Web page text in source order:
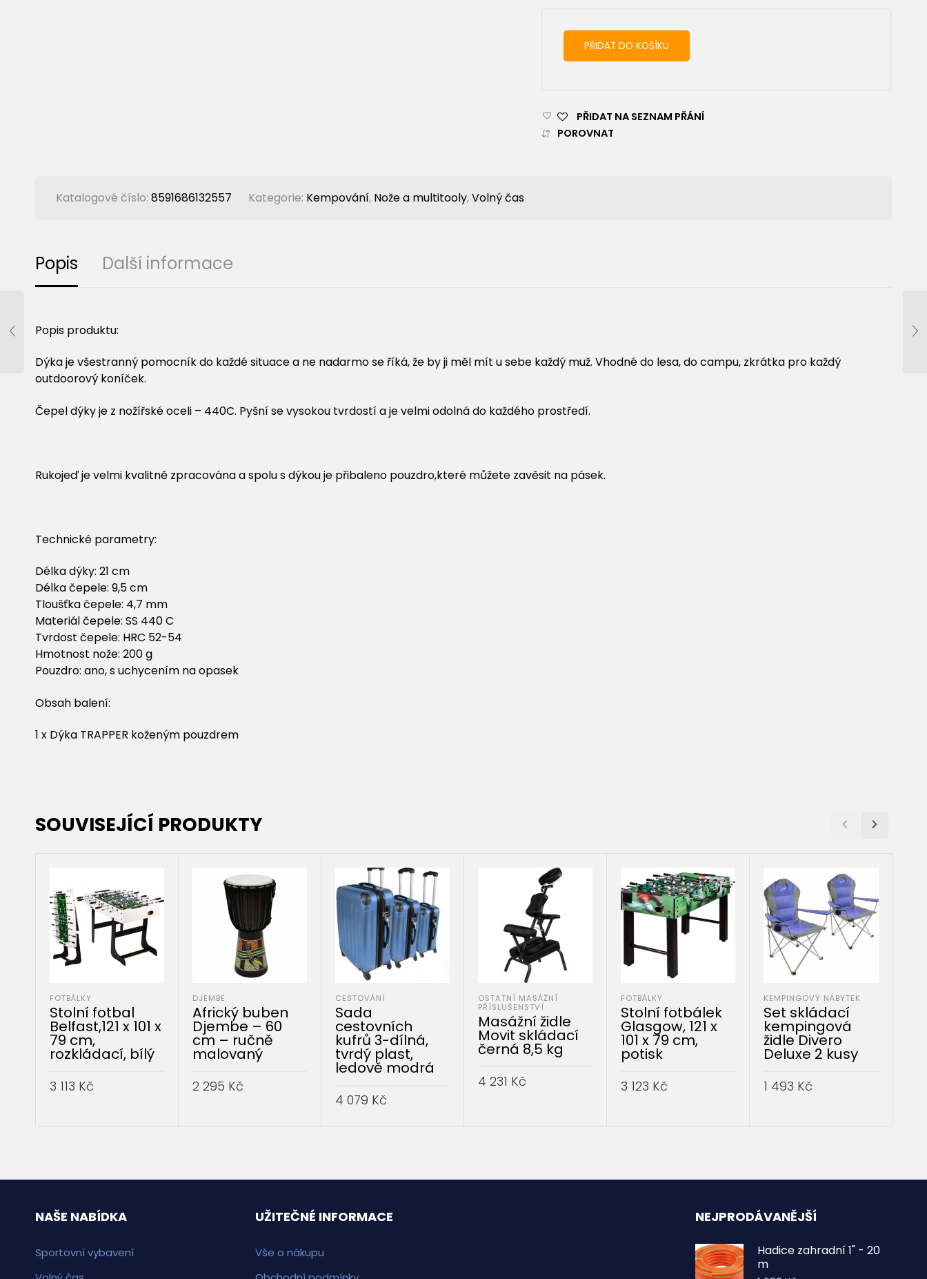
PŘIDAT DO KOŠÍKU
PŘIDAT NA SEZNAM PŘÁNÍ
POROVNAT
Katalogové číslo: 8591686132557 Kategorie: Kempování, Nože a multitooly,Volný čas
Popis Další informace
Popis produktu:
Dýka je všestranný pomocník do každé situace a ne nadarmo se říká, že by ji měl mít u sebe každý muž. Vhodné do lesa, do campu, zkrátka pro každý
outdoorový koníček.
Čepel dýky je z nožířské oceli – 440C. Pyšní se vysokou tvrdostí a je velmi odolná do každého prostředí.
Rukojeď je velmi kvalitně zpracována a spolu s dýkou je přibaleno pouzdro,které můžete zavěsit na pásek.
Technické parametry:
Délka dýky: 21 cm
Délka čepele: 9,5 cm
Tloušťka čepele: 4,7 mm
Materiál čepele: SS 440 C
Tvrdost čepele: HRC 52-54
Hmotnost nože: 200 g
Pouzdro: ano, s uchycením na opasek
Obsah balení:
1 x Dýka TRAPPER koženým pouzdrem
SOUVISEJÍCÍ PRODUKTY
FOTBÁLKY
Stolní fotbal
Belfast,121 x 101 x
79 cm,
rozkládací, bílý
3 113 Kč
DJEMBE
Africký buben
Djembe – 60
cm – ručně
malovaný
2 295 Kč
CESTOVÁNÍ
Sada
cestovních
kufrů 3-dílná,
tvrdý plast,
ledově modrá
4 079 Kč
OSTATNÍ MASÁŽNÍ
PŘÍSLUŠENSTVÍ
Masážní židle
Movit skládací
černá 8,5 kg
4 231 Kč
FOTBÁLKY
Stolní fotbálek
Glasgow, 121 x
101 x 79 cm,
potisk
3 123 Kč
KEMPINGOVÝ NÁBYTEK
Set skládací
kempingová
židle Divero
Deluxe 2 kusy
1 493 Kč
NAŠE NABÍDKA
Sportovní vybavení
UŽITEČNÉ INFORMACE
Vše o nákupu
NEJPRODÁVANĚJŠÍ
Hadice zahradní 1" - 20
m